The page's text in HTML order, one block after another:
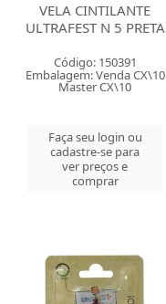
VELA CINTILANTE
ULTRAFEST N 5 PRETA
Código: 150391
Embalagem: Venda CX\10
Master CX\10
Faça seu login ou
cadastre-se para
ver preços e
comprar